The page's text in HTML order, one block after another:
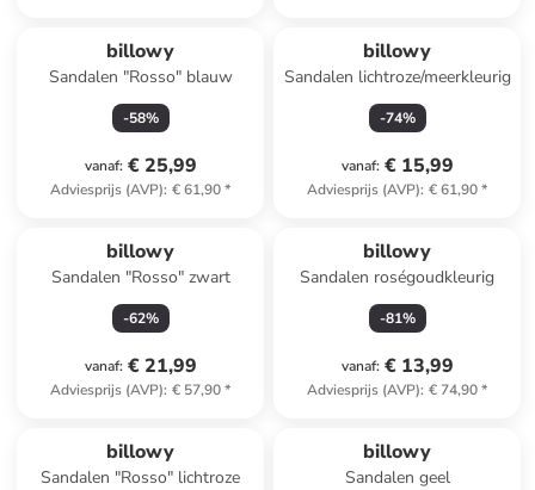
billowy
Sandalen "Rosso" blauw
-58%
vanaf: € 25,99
Adviesprijs (AVP): € 61,90*
billowy
Sandalen lichtroze/meerkleurig
-74%
vanaf: € 15,99
Adviesprijs (AVP): € 61,90*
billowy
Sandalen "Rosso" zwart
-62%
vanaf: € 21,99
Adviesprijs (AVP): € 57,90*
billowy
Sandalen roségoudkleurig
-81%
vanaf: € 13,99
Adviesprijs (AVP): € 74,90*
billowy
Sandalen "Rosso" lichtroze
billowy
Sandalen geel